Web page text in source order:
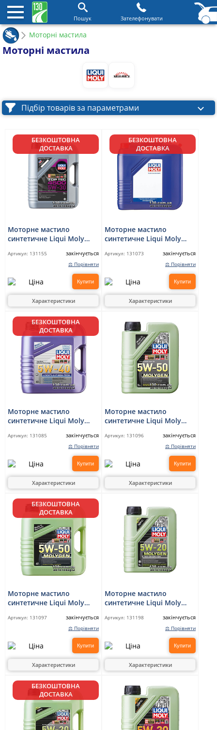
Пошук Зателефонувати
Моторні мастила
Моторні мастила
Підбір товарів за параметрами
БЕЗКОШТОВНА
ДОСТАВКА
Моторне мастило
синтетичне Liqui Moly
Артикул: 131155 закінчується
⚖ Порівняти
Купити
Характеристики
БЕЗКОШТОВНА
ДОСТАВКА
Моторне мастило
синтетичне Liqui Moly
5W-30 — 20 л
Артикул: 131073 закінчується
⚖ Порівняти
Купити
Характеристики
БЕЗКОШТОВНА
ДОСТАВКА
Моторне мастило
синтетичне Liqui Moly
— 4 л
Артикул: 131085 закінчується
⚖ Порівняти
Купити
Характеристики
Моторне мастило
синтетичне Liqui Moly
Артикул: 131096 закінчується
⚖ Порівняти
Купити
Характеристики
БЕЗКОШТОВНА
ДОСТАВКА
Моторне мастило
синтетичне Liqui Moly
Артикул: 131097 закінчується
⚖ Порівняти
Купити
Характеристики
Моторне мастило
синтетичне Liqui Moly
5W-20 — 1 л
Артикул: 131198 закінчується
⚖ Порівняти
Купити
Характеристики
БЕЗКОШТОВНА
ДОСТАВКА